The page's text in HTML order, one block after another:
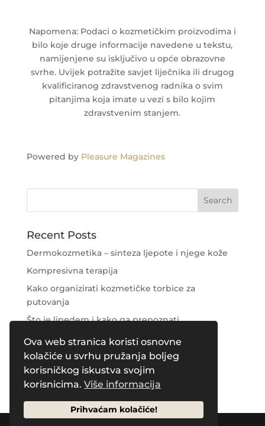
Ova web stranica koristi osnovne
kolačiće u svrhu pružanja boljeg
korisničkog iskustva svojim
korisnicima. Više informacija
Prihvaćam kolačiće!
Napomena: Podaci o kozmetičkim proizvodima i
bilo koje druge informacije navedene u tekstu,
namijenjene su isključivo u opće obrazovne
svrhe. Uvijek potražite savjet liječnika ili drugog
kvalificiranog zdravstvenog radnika o svim
pitanjima koja imate u vezi s bilo kojim
zdravstvenim stanjem.
Powered by Pleasure Magazines
Recent Posts
Dermokozmetika – sinteza ljepote i njege kože
Kompresivna terapija
Kako organizirati kozmetičke torbice za
putovanja
Što je lipedem i kako ga prepoznati
Njega područja oko očiju
Recent Comments